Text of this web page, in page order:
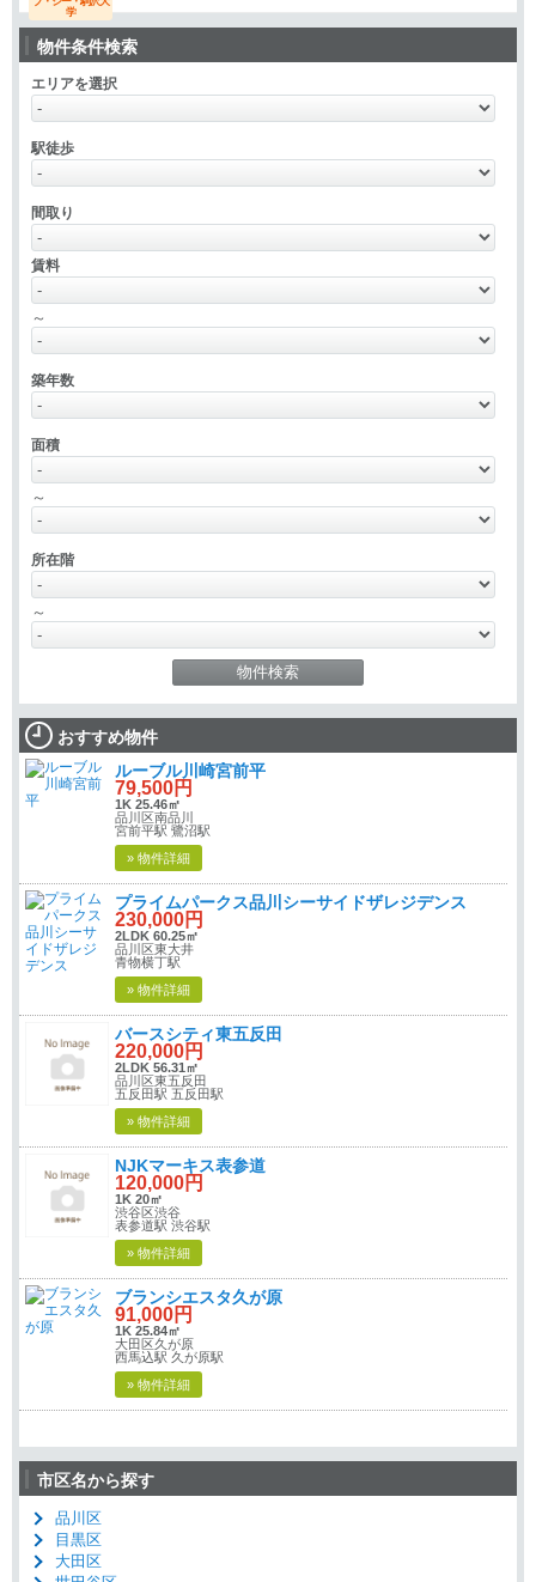
学
物件条件検索
エリアを選択
駅徒歩
間取り
賃料
～
築年数
面積
～
所在階
～
おすすめ物件
ルーブル川崎宮前平
79,500円
1K 25.46㎡
品川区南品川
宮前平駅 鷺沼駅
» 物件詳細
プライムパークス品川シーサイドザレジデンス
230,000円
2LDK 60.25㎡
品川区東大井
青物横丁駅
» 物件詳細
バースシティ東五反田
220,000円
2LDK 56.31㎡
品川区東五反田
五反田駅 五反田駅
» 物件詳細
NJKマーキス表参道
120,000円
1K 20㎡
渋谷区渋谷
表参道駅 渋谷駅
» 物件詳細
ブランシエスタ久が原
91,000円
1K 25.84㎡
大田区久が原
西馬込駅 久が原駅
» 物件詳細
市区名から探す
品川区
目黒区
大田区